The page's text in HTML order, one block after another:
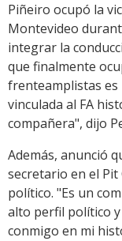
Piñeiro ocupó la
Montevideo
integrar la
que finalmente
frenteamplistas es
vinculada al FA
compañera", dijo
Además, anunció
secretario en el
político. "Es un
alto perfil político y
conmigo en mi